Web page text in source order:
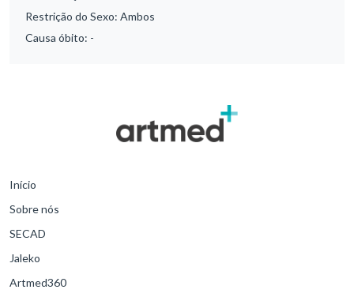
Restrição do Sexo: Ambos
Causa óbito: -
Início
Sobre nós
SECAD
Jaleko
Artmed360